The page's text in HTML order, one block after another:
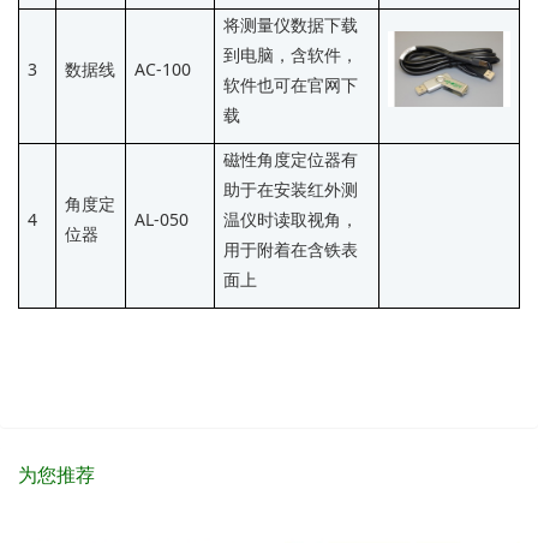
3 数据线 AC-100
将测量仪数据下载
到电脑，含软件，
软件也可在官网下
载
4
角度定
位器
AL-050
磁性角度定位器有
助于在安装红外测
温仪时读取视角，
用于附着在含铁表
面上
为您推荐